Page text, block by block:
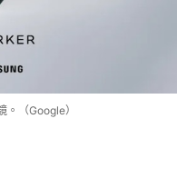
。（Google）